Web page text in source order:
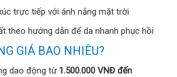
trực tiếp với ánh nắng mặt trời
theo hướng dẫn để da nhanh phục hồi
GIÁ BAO NHIÊU?
dao động từ 1.500.000 VNĐ đến